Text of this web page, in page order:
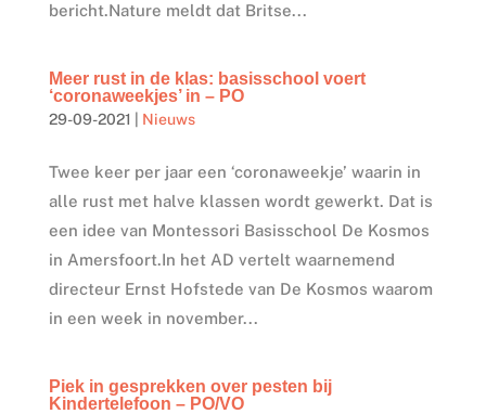
bericht.Nature meldt dat Britse...
Meer rust in de klas: basisschool voert
‘coronaweekjes’ in – PO
29-09-2021 Nieuws
Twee keer per jaar een ‘coronaweekje’ waarin in
alle rust met halve klassen wordt gewerkt. Dat is
een idee van Montessori Basisschool De Kosmos
in Amersfoort.In het AD vertelt waarnemend
directeur Ernst Hofstede van De Kosmos waarom
in een week in november...
Piek in gesprekken over pesten bij
Kindertelefoon – PO/VO